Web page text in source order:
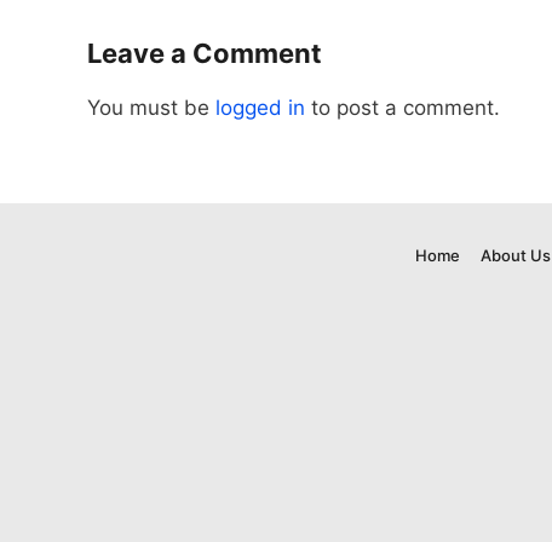
Leave a Comment
You must be logged in to post a comment.
Home About Us